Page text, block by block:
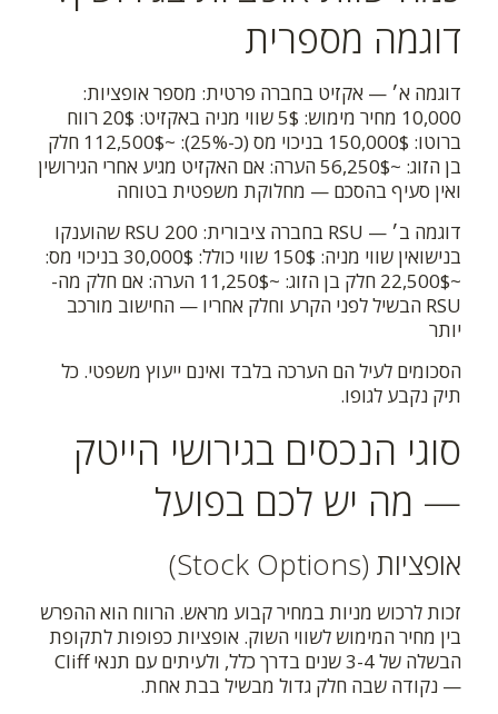
דוגמה מספרית
דוגמה א׳ — אקזיט בחברה פרטית: מספר אופציות:
10,000 מחיר מימוש: 5$ שווי מניה באקזיט: 20$ רווח
ברוטו: 150,000$ בניכוי מס (כ-25%): ~112,500$ חלק
בן הזוג: ~56,250$ הערה: אם האקזיט מגיע אחרי הגירושין
ואין סעיף בהסכם — מחלוקת משפטית בטוחה
דוגמה ב׳ — RSU בחברה ציבורית: 200 RSU שהוענקו
בנישואין שווי מניה: 150$ שווי כולל: 30,000$ בניכוי מס:
~22,500$ חלק בן הזוג: ~11,250$ הערה: אם חלק מה-
RSU הבשיל לפני הקרע וחלק אחריו — החישוב מורכב
יותר
הסכומים לעיל הם הערכה בלבד ואינם ייעוץ משפטי. כל
תיק נקבע לגופו.
סוגי הנכסים בגירושי הייטק
— מה יש לכם בפועל
אופציות (Stock Options)
זכות לרכוש מניות במחיר קבוע מראש. הרווח הוא ההפרש
בין מחיר המימוש לשווי השוק. אופציות כפופות לתקופת
הבשלה של 3-4 שנים בדרך כלל, ולעיתים עם תנאי Cliff
— נקודה שבה חלק גדול מבשיל בבת אחת.